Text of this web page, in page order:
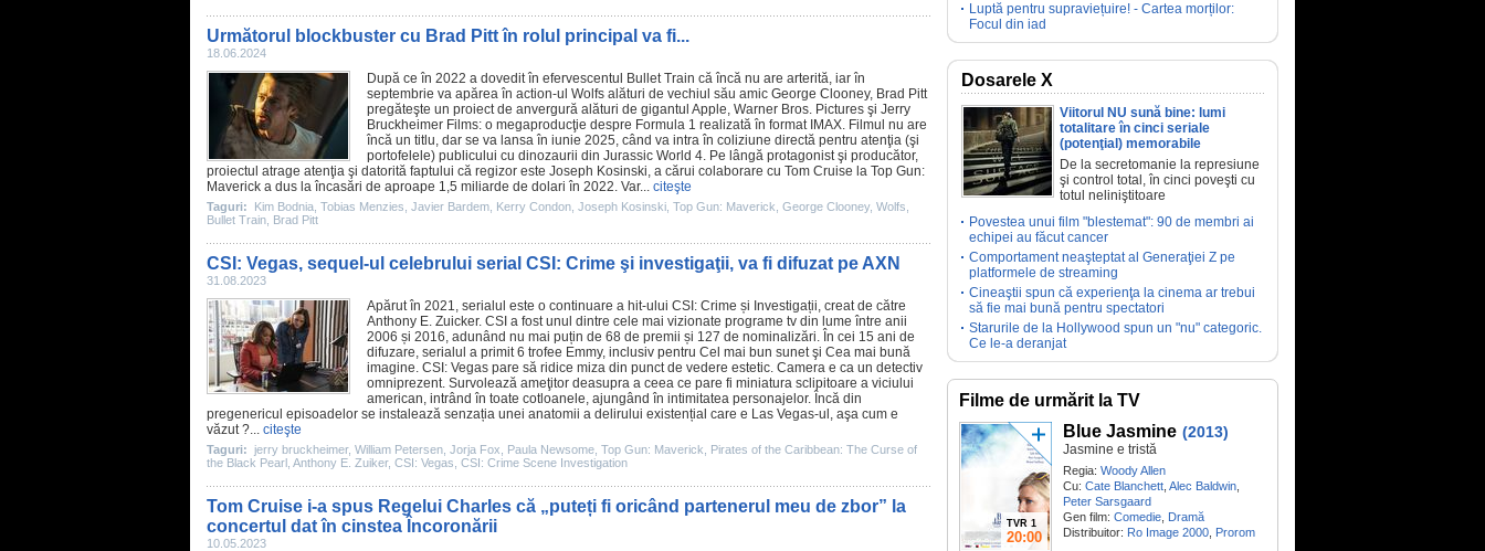
Următorul blockbuster cu Brad Pitt în rolul principal va fi...
18.06.2024
După ce în 2022 a dovedit în efervescentul Bullet Train că încă nu are arterită, iar în
septembrie va apărea în action-ul Wolfs alături de vechiul său amic George Clooney, Brad Pitt
pregăteşte un proiect de anvergură alături de gigantul Apple, Warner Bros. Pictures şi Jerry
Bruckheimer Films: o megaproducţie despre Formula 1 realizată în format IMAX. Filmul nu are
încă un titlu, dar se va lansa în iunie 2025, când va intra în coliziune directă pentru atenţia (şi
portofelele) publicului cu dinozaurii din Jurassic World 4. Pe lângă protagonist şi producător,
proiectul atrage atenţia şi datorită faptului că regizor este Joseph Kosinski, a cărui colaborare cu Tom Cruise la Top Gun:
Maverick a dus la încasări de aproape 1,5 miliarde de dolari în 2022. Var... citeşte
Taguri: Kim Bodnia Tobias Menzies Javier Bardem Kerry Condon Joseph Kosinski Top Gun: Maverick George Clooney, Wolfs
Bullet Train Brad Pitt
CSI: Vegas, sequel-ul celebrului serial CSI: Crime şi investigaţii, va fi difuzat pe AXN
31.08.2023
Apărut în 2021, serialul este o continuare a hit-ului CSI: Crime și Investigații, creat de către
Anthony E. Zuicker. CSI a fost unul dintre cele mai vizionate programe tv din lume între anii
2006 și 2016, adunând nu mai puțin de 68 de premii și 127 de nominalizări. În cei 15 ani de
difuzare, serialul a primit 6 trofee Emmy, inclusiv pentru Cel mai bun sunet şi Cea mai bună
imagine. CSI: Vegas pare să ridice miza din punct de vedere estetic. Camera e ca un detectiv
omniprezent. Survolează ameţitor deasupra a ceea ce pare fi miniatura sclipitoare a viciului
american, intrând în toate cotloanele, ajungând în intimitatea personajelor. Încă din
pregenericul episoadelor se instalează senzația unei anatomii a delirului existențial care e Las Vegas-ul, aşa cum e
văzut ?... citeşte
Taguri: jerry bruckheimer, William Petersen Jorja Fox Paula Newsome Top Gun: Maverick
Pirates of the Caribbean: The Curse of
the Black Pearl Anthony E. Zuiker, CSI: Vegas CSI: Crime Scene Investigation
Tom Cruise i-a spus Regelui Charles că „puteți fi oricând partenerul meu de zbor” la
concertul dat în cinstea Încoronării
10.05.2023
Luptă pentru supraviețuire! - Cartea morților:
Focul din iad
Dosarele X
Viitorul NU sună bine: lumi
totalitare în cinci seriale
(potenţial) memorabile
De la secretomanie la represiune
şi control total, în cinci poveşti cu
totul neliniştitoare
Povestea unui film "blestemat": 90 de membri ai
echipei au făcut cancer
Comportament neaşteptat al Generaţiei Z pe
platformele de streaming
Cineaştii spun că experienţa la cinema ar trebui
să fie mai bună pentru spectatori
Starurile de la Hollywood spun un "nu" categoric.
Ce le-a deranjat
Filme de urmărit la TV
TVR 1
20:00
Blue Jasmine (2013)
Jasmine e tristă
Regia: Woody Allen
Cu: Cate Blanchett Alec Baldwin
Peter Sarsgaard
Gen film: Comedie Dramă
Distribuitor: Ro Image 2000 Prorom